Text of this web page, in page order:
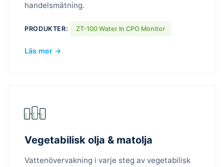
handelsmätning.
PRODUKTER: ZT-100 Water In CPO Monitor
Läs mer →
Vegetabilisk olja & matolja
Vattenövervakning i varje steg av vegetabilisk